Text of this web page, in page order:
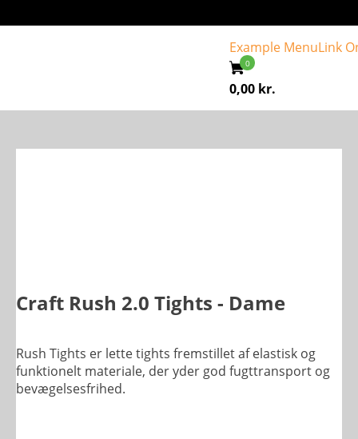
Example MenuLink
0,00 kr.
Craft Rush 2.0 Tights - Dame
Rush Tights er lette tights fremstillet af elastisk og
funktionelt materiale, der yder god fugttransport og
bevægelsesfrihed.